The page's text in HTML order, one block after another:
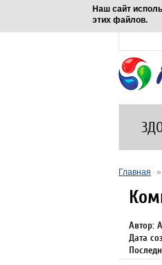
Наш сайт
этих файлов.Новости
Главная »
Автор:
Дата